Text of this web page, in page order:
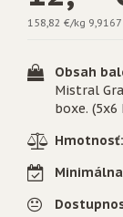
158,82 €/kg
Obsah
Mistral
boxe. (5x6
Hmotnosť: